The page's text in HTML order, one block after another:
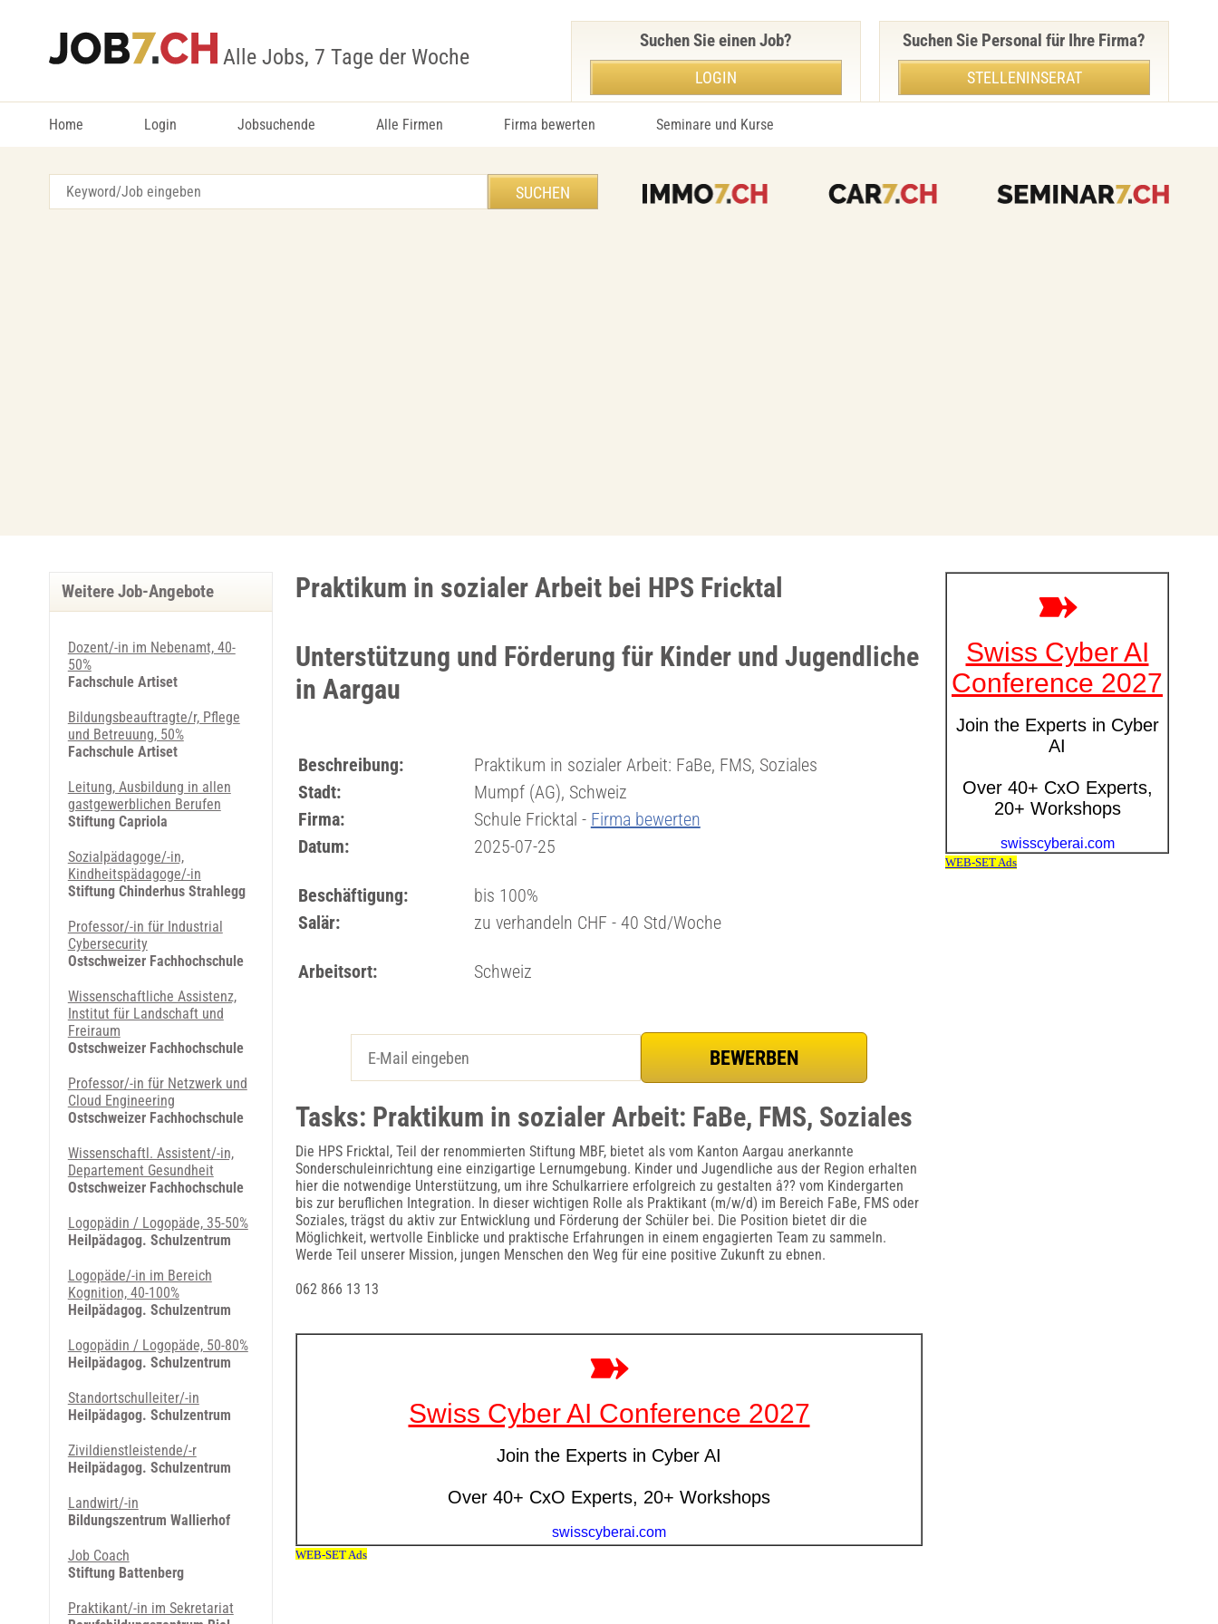
Alle Jobs, 7 Tage der Woche
Home Login Jobsuchende Alle Firmen Firma bewerten Seminare und Kurse
Suchen Sie einen Job?
LOGIN
Suchen Sie Personal für Ihre Firma?
STELLENINSERAT
Praktikum in sozialer Arbeit bei HPS Fricktal
Unterstützung und Förderung für Kinder und Jugendliche
in Aargau
Beschreibung:
Praktikum in sozialer Arbeit: FaBe, FMS, Soziales
Stadt:
Mumpf (AG), Schweiz
Firma:
Schule Fricktal - Firma bewerten
Datum:
2025-07-25
Beschäftigung:
bis 100%
Salär:
zu verhandeln CHF - 40 Std/Woche
Arbeitsort: Schweiz
Tasks: Praktikum in sozialer Arbeit: FaBe, FMS, Soziales
Die HPS Fricktal, Teil der renommierten Stiftung MBF, bietet als vom Kanton Aargau anerkannte
Sonderschuleinrichtung eine einzigartige Lernumgebung. Kinder und Jugendliche aus der Region erhalten
hier die notwendige Unterstützung, um ihre Schulkarriere erfolgreich zu gestalten â?? vom Kindergarten
bis zur beruflichen Integration. In dieser wichtigen Rolle als Praktikant (m/w/d) im Bereich FaBe, FMS oder
Soziales, trägst du aktiv zur Entwicklung und Förderung der Schüler bei. Die Position bietet dir die
Möglichkeit, wertvolle Einblicke und praktische Erfahrungen in einem engagierten Team zu sammeln.
Werde Teil unserer Mission, jungen Menschen den Weg für eine positive Zukunft zu ebnen.
062 866 13 13
Weitere Job-Angebote
Dozent/-in im Nebenamt, 40-
50%
Fachschule Artiset
Bildungsbeauftragte/r, Pflege
und Betreuung, 50%
Fachschule Artiset
Leitung, Ausbildung in allen
gastgewerblichen Berufen
Stiftung Capriola
Sozialpädagoge/-in,
Kindheitspädagoge/-in
Stiftung Chinderhus Strahlegg
Professor/-in für Industrial
Cybersecurity
Ostschweizer Fachhochschule
Wissenschaftliche Assistenz,
Institut für Landschaft und
Freiraum
Ostschweizer Fachhochschule
Professor/-in für Netzwerk und
Cloud Engineering
Ostschweizer Fachhochschule
Wissenschaftl. Assistent/-in,
Departement Gesundheit
Ostschweizer Fachhochschule
Logopädin / Logopäde, 35-50%
Heilpädagog. Schulzentrum
Logopäde/-in im Bereich
Kognition, 40-100%
Heilpädagog. Schulzentrum
Logopädin / Logopäde, 50-80%
Heilpädagog. Schulzentrum
Standortschulleiter/-in
Heilpädagog. Schulzentrum
Zivildienstleistende/-r
Heilpädagog. Schulzentrum
Landwirt/-in
Bildungszentrum Wallierhof
Job Coach
Stiftung Battenberg
Praktikant/-in im Sekretariat